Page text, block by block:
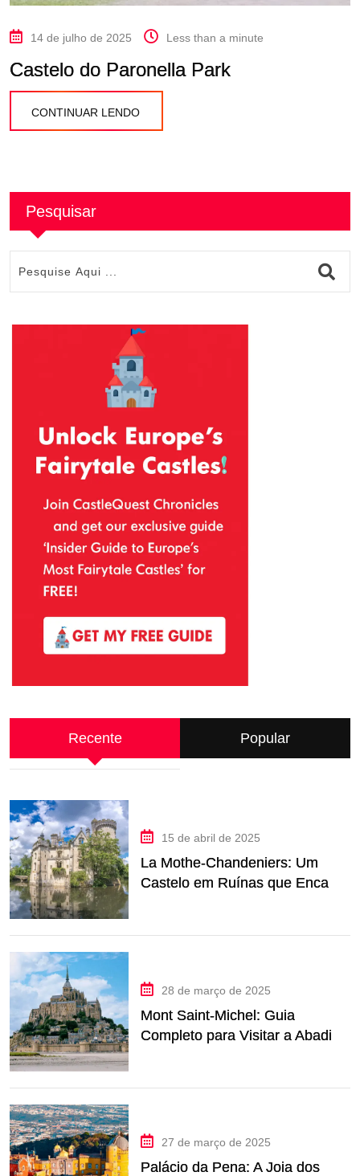
14 de julho de 2025 Less than a minute
Castelo do Paronella Park
CONTINUAR LENDO
Pesquisar
Recente Popular
15 de abril de 2025
La Mothe-Chandeniers: Um
Castelo em Ruínas que Encanta
28 de março de 2025
Mont Saint-Michel: Guia
Completo para Visitar a Abadia
27 de março de 2025
Palácio da Pena: A Joia dos